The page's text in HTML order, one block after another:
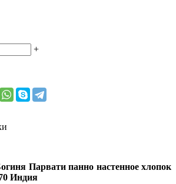
+
Парвати панно настенное хлопок
Индия